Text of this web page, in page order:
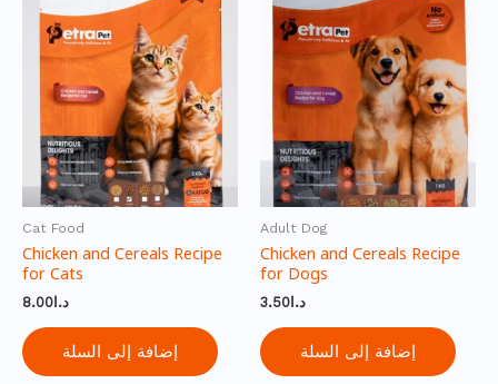
Cat Food
Chicken and Cereals Recipe
for Cats
د.ا 8.00
إضافة إلى السلة
Adult Dog
Chicken and Cereals Recipe
for Dogs
د.ا 3.50
إضافة إلى السلة